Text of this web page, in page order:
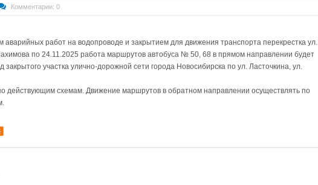
Комментарии: 0
аварийных работ на водопроводе и закрытием для движения транспорта перекрестка ул.
по 24.11.2025 работа маршрутов автобуса № 50, 68 в прямом направлении будет
закрытого участка улично-дорожной сети города Новосибирска по ул. Ласточкина, ул.
действующим схемам. Движение маршрутов в обратном направлении осуществлять по